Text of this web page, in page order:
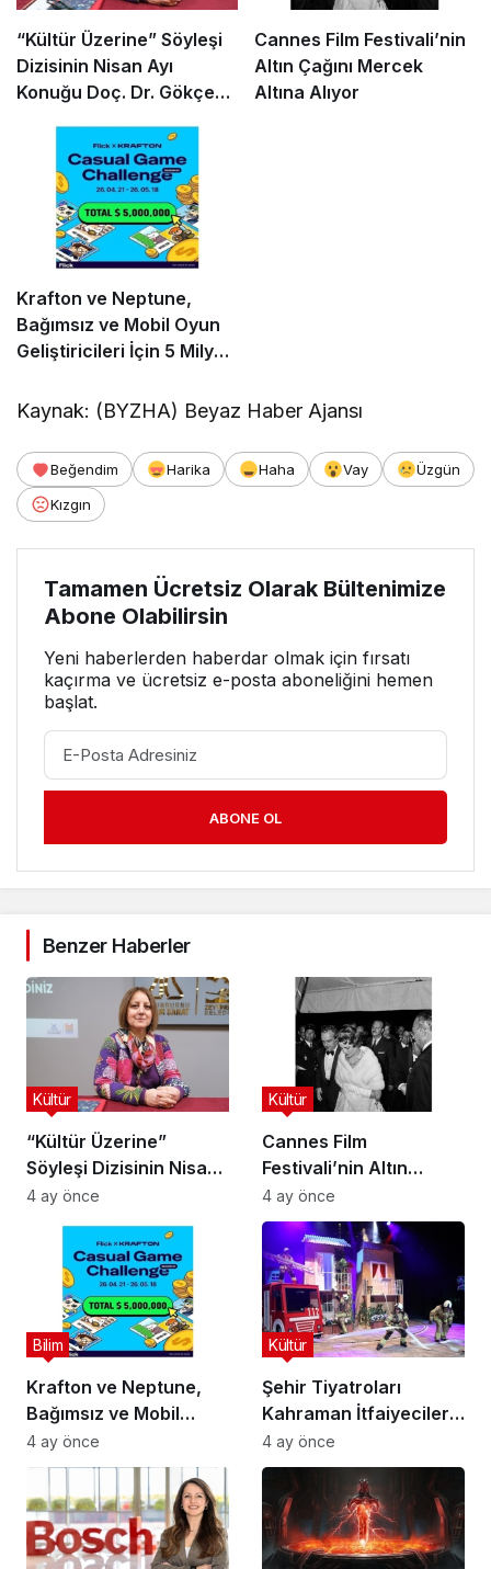
“Kültür Üzerine” Söyleşi
Dizisinin Nisan Ayı
Konuğu Doç. Dr. Gökçe
Cannes Film Festivali’nin
Altın Çağını Mercek
Altına Alıyor
Krafton ve Neptune,
Bağımsız ve Mobil Oyun
Geliştiricileri İçin 5 Milyon
Yarışmasını Başlattı
Kaynak: (BYZHA) Beyaz Haber Ajansı
Beğendim Harika Haha Vay
Üzgün
Kızgın
Tamamen Ücretsiz Olarak Bültenimize
Abone Olabilirsin
Yeni haberlerden haberdar olmak için fırsatı
kaçırma ve ücretsiz e-posta aboneliğini hemen
başlat.
ABONE OL
Benzer Haberler
“Kültür Üzerine”
Söyleşi Dizisinin Nisan
Ayı Konuğu Doç. Dr.
Gökçe Dervişoğlu
Okandan Oldu!
Kültür
4 ay önce
Cannes Film
Festivali’nin Altın
Çağını Mercek Altına
Alıyor
Kültür
4 ay önce
Krafton ve Neptune,
Bağımsız ve Mobil
Oyun Geliştiricileri İçin
5 Milyon Dolarlık
Küresel Oyun
Yarışmasını Başlattı
Bilim
4 ay önce
Şehir Tiyatroları
Kahraman İtfaiyecilerin
Hikayesini “İtfaiyecinin
Sırrı” Oyunuyla
Anlatıyor
Kültür
4 ay önce